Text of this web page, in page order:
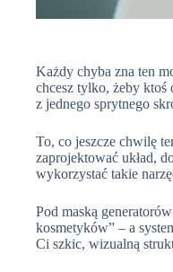
Każdy chyba zna ten
chcesz tylko, żeby ktoś
z jednego sprytnego
To, co jeszcze chwilę
zaprojektować układ,
wykorzystać takie
Pod maską
kosmetyków” – a
Ci szkic, wizualną